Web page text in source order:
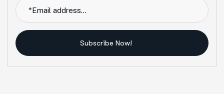
Subscribe Now!